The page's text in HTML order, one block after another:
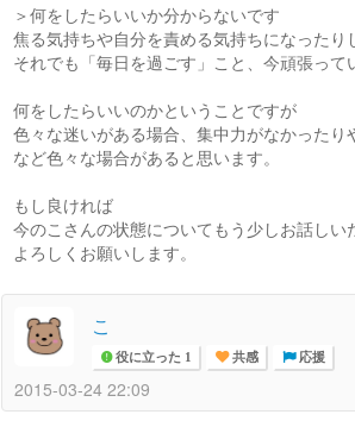
＞何をしたらいいか分からないです
焦る気持ちや自分を責める気持ちになったり
それでも「毎日を過ごす」こと、今頑張って
何をしたらいいのかということですが
色々な迷いがある場合、集中力がなかった
など色々な場合があると思います。
もし良ければ
今のこさんの状態についてもう少しお話しい
よろしくお願いします。
こ
役に立った 1 共感 応援
2015-03-24 22:09